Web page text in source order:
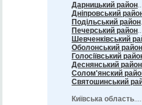
Дарницький район
Дніпровський
Подільський район
Печерський район
Шевченківський
Оболонський район
Голосіївський
Деснянський район
Солом'янский
Святошинський
Київська область